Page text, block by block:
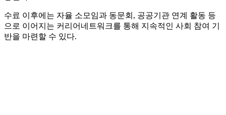
수료 이후에는 자율 소모임과 동문회, 공공기관 연계 활동 등
으로 이어지는 커리어네트워크를 통해 지속적인 사회 참여 기
반을 마련할 수 있다.